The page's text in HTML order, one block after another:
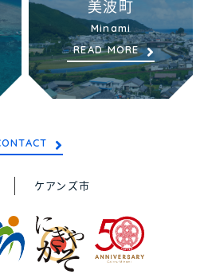
美波町
Minami
READ MORE
ケアンズ市